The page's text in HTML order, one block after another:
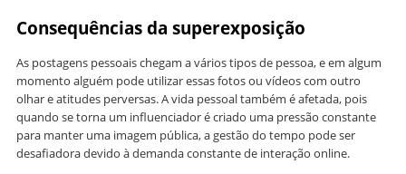
Consequências da superexposição
As postagens pessoais chegam a vários tipos de pessoa, e em algum
momento alguém pode utilizar essas fotos ou vídeos com outro
olhar e atitudes perversas. A vida pessoal também é afetada, pois
quando se torna um influenciador é criado uma pressão constante
para manter uma imagem pública, a gestão do tempo pode ser
desafiadora devido à demanda constante de interação online.